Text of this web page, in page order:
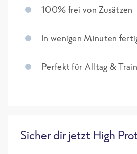
100% frei von Zusätzen
In wenigen Minuten
Perfekt für Alltag &
Sicher dir jetzt High